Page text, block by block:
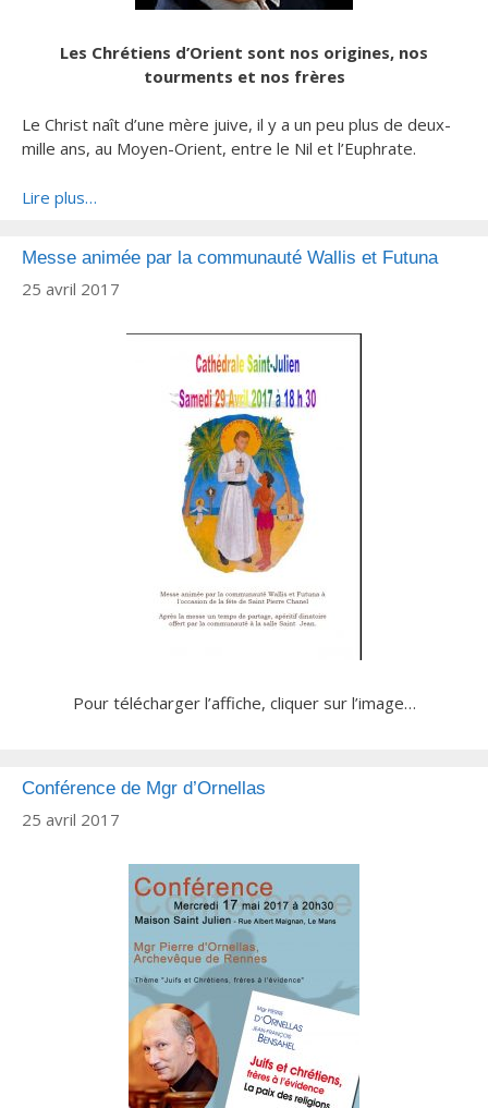
Les Chrétiens d’Orient sont nos origines, nos
tourments et nos frères
Le Christ naît d’une mère juive, il y a un peu plus de deux-
mille ans, au Moyen-Orient, entre le Nil et l’Euphrate.
Lire plus…
Messe animée par la communauté Wallis et Futuna
25 avril 2017
Pour télécharger l’affiche, cliquer sur l’image…
Conférence de Mgr d’Ornellas
25 avril 2017